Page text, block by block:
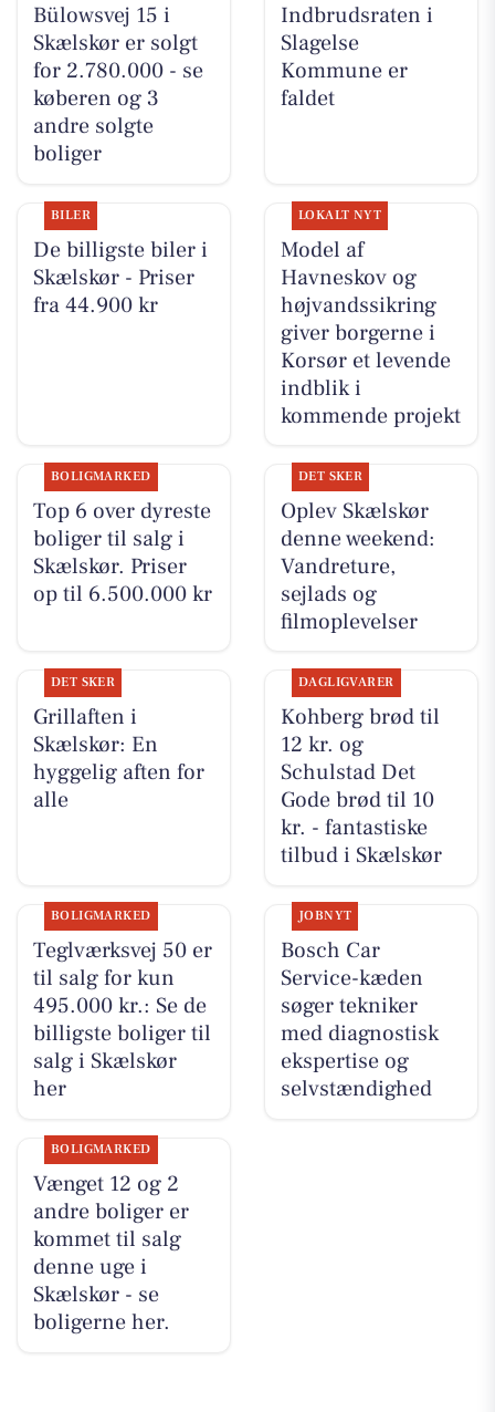
Bülowsvej 15 i
Skælskør er solgt
for 2.780.000 - se
køberen og 3
andre solgte
boliger
Indbrudsraten i
Slagelse
Kommune er
faldet
BILER
De billigste biler i
Skælskør - Priser
fra 44.900 kr
LOKALT NYT
Model af
Havneskov og
højvandssikring
giver borgerne i
Korsør et levende
indblik i
kommende projekt
BOLIGMARKED
Top 6 over dyreste
boliger til salg i
Skælskør. Priser
op til 6.500.000 kr
DET SKER
Oplev Skælskør
denne weekend:
Vandreture,
sejlads og
filmoplevelser
DET SKER
Grillaften i
Skælskør: En
hyggelig aften for
alle
DAGLIGVARER
Kohberg brød til
12 kr. og
Schulstad Det
Gode brød til 10
kr. - fantastiske
tilbud i Skælskør
BOLIGMARKED
Teglværksvej 50 er
til salg for kun
495.000 kr.: Se de
billigste boliger til
salg i Skælskør
her
JOBNYT
Bosch Car
Service-kæden
søger tekniker
med diagnostisk
ekspertise og
selvstændighed
BOLIGMARKED
Vænget 12 og 2
andre boliger er
kommet til salg
denne uge i
Skælskør - se
boligerne her.